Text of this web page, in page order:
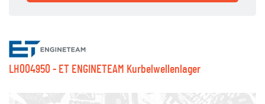
LH004950 - ET ENGINETEAM Kurbelwellenlager